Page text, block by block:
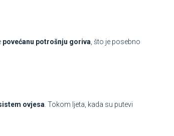
povećanu potrošnju goriva, što je posebno
ovjesa. Tokom ljeta, kada su putevi